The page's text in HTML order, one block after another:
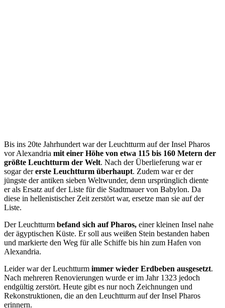
Bis ins 20te Jahrhundert war der Leuchtturm auf der Insel Pharos
vor Alexandria mit einer Höhe von etwa 115 bis 160 Metern der
größte Leuchtturm der Welt. Nach der Überlieferung war er
sogar dererste Leuchtturm überhaupt. Zudem war er der
jüngste der antiken sieben Weltwunder, denn ursprünglich diente
er als Ersatz auf der Liste für die Stadtmauer von Babylon. Da
diese in hellenistischer Zeit zerstört war, ersetze man sie auf der
Liste.
Der Leuchtturm befand sich auf Pharos, einer kleinen Insel nahe
der ägyptischen Küste. Er soll aus weißen Stein bestanden haben
und markierte den Weg für alle Schiffe bis hin zum Hafen von
Alexandria.
Leider war der Leuchtturm immer wieder Erdbeben ausgesetzt.
Nach mehreren Renovierungen wurde er im Jahr 1323 jedoch
endgültig zerstört. Heute gibt es nur noch Zeichnungen und
Rekonstruktionen, die an den Leuchtturm auf der Insel Pharos
erinnern.